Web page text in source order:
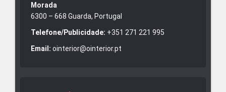
Morada
6300 – 668 Guarda, Portugal
Telefone/Publicidade: +351 271 221 995
Email: ointerior@ointerior.pt